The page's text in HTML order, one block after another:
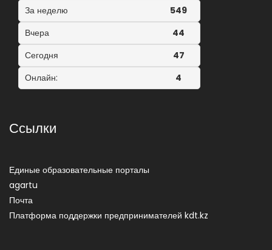
За неделю
549
Вчера
44
Сегодня
47
Онлайн:
4
Ссылки
Единые образовательные порталы
agartu
Почта
Платформа поддержки предпринимателей kdt.kz